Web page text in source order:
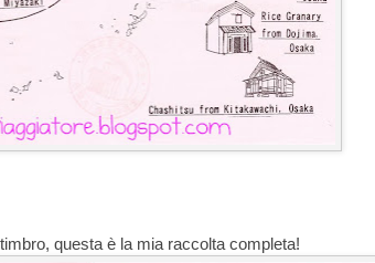
questa è la mia raccolta completa!